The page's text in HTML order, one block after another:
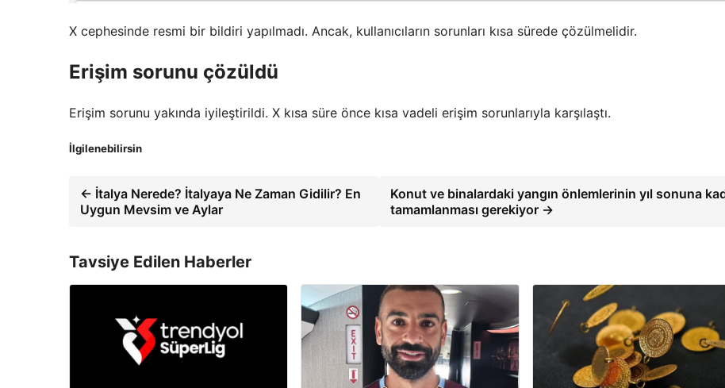
X cephesinde resmi bir bildiri yapılmadı. Ancak, kullanıcıların sorunları kısa sürede çözülmelidir.
Erişim sorunu çözüldü
Erişim sorunu yakında iyileştirildi. X kısa süre önce kısa vadeli erişim sorunlarıyla karşılaştı.
İlgilenebilirsin
← İtalya Nerede? İtalyaya Ne Zaman Gidilir? En
Uygun Mevsim ve Aylar
Konut ve binalardaki yangın önlemlerinin yıl sonuna
tamamlanması gerekiyor →
Tavsiye Edilen Haberler